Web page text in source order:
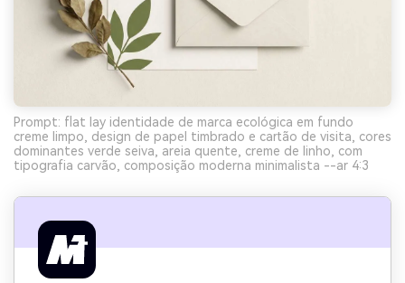
Prompt: flat lay identidade de marca ecológica em fundo
creme limpo, design de papel timbrado e cartão de visita, cores
dominantes verde seiva, areia quente, creme de linho, com
tipografia carvão, composição moderna minimalista --ar 4:3